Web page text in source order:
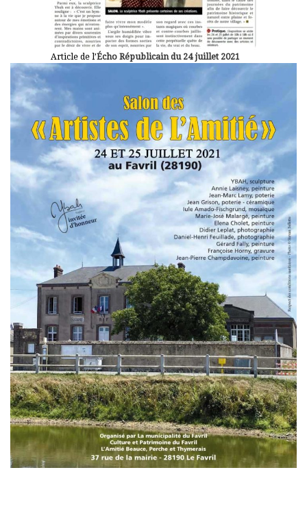
Article de l’Écho Républicain du 24 juillet 2021